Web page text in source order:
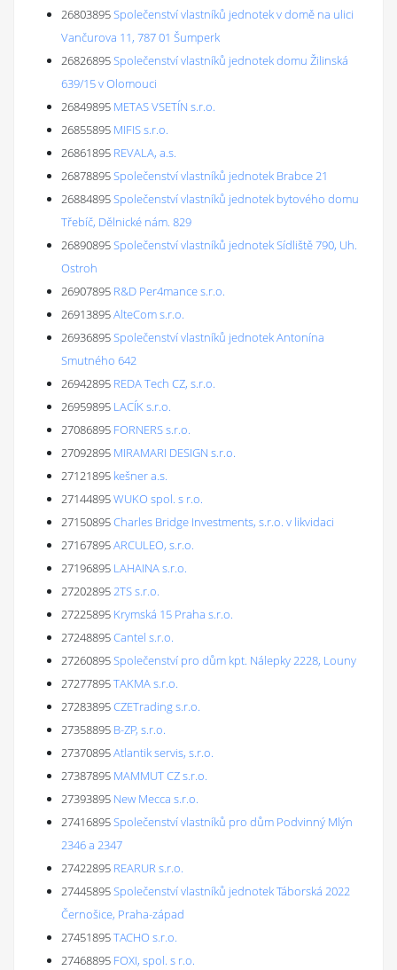
26803895Společenství vlastníků jednotek v domě na ulici
Vančurova 11, 787 01 Šumperk
26826895Společenství vlastníků jednotek domu Žilinská
639/15 v Olomouci
26849895 METAS VSETÍN s.r.o.
26855895 MIFIS s.r.o.
26861895 REVALA, a.s.
26878895Společenství vlastníků jednotek Brabce 21
26884895Společenství vlastníků jednotek bytového domu
Třebíč, Dělnické nám. 829
26890895Společenství vlastníků jednotek Sídliště 790, Uh.
Ostroh
26907895 R&D Per4mance s.r.o.
26913895AlteCom s.r.o.
26936895Společenství vlastníků jednotek Antonína
Smutného 642
26942895 REDA Tech CZ, s.r.o.
26959895 LACÍK s.r.o.
27086895 FORNERS s.r.o.
27092895 MIRAMARI DESIGN s.r.o.
27121895 kešner a.s.
27144895WUKO spol. s r.o.
27150895Charles Bridge Investments, s.r.o. v likvidaci
27167895ARCULEO, s.r.o.
27196895 LAHAINA s.r.o.
272028952TS s.r.o.
27225895 Krymská 15 Praha s.r.o.
27248895Cantel s.r.o.
27260895Společenství pro dům kpt. Nálepky 2228, Louny
27277895TAKMA s.r.o.
27283895CZETrading s.r.o.
27358895 B-ZP, s.r.o.
27370895Atlantik servis, s.r.o.
27387895 MAMMUT CZ s.r.o.
27393895 New Mecca s.r.o.
27416895Společenství vlastníků pro dům Podvinný Mlýn
2346 a 2347
27422895 REARUR s.r.o.
27445895Společenství vlastníků jednotek Táborská 2022
Černošice, Praha-západ
27451895TACHO s.r.o.
27468895 FOXI, spol. s r.o.